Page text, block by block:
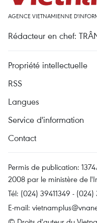
AGENCE VIETNAMIENNE
Rédacteur en chef:
Propriété intellectuelle
RSS
Langues
Service d'information
Contact
Permis de publication:
2008 par le ministère de
Tél: (024) 39411349 - (024)
E-mail: